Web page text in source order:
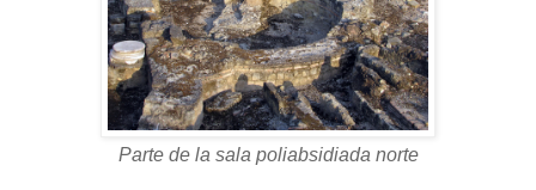
Parte de la sala poliabsidiada norte